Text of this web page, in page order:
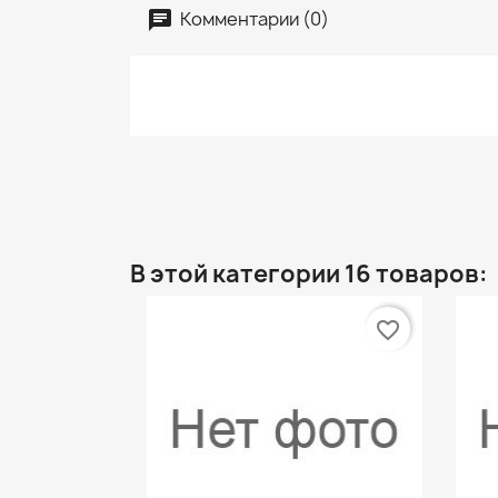
Комментарии (0)
В этой категории 16 товаров:
favorite_border